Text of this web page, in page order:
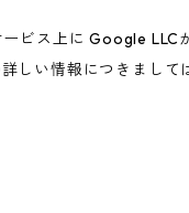
ビス上に Google
い情報につきまして